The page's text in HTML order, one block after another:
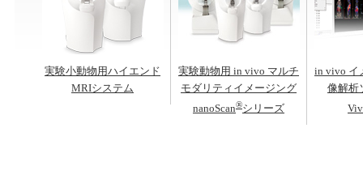
実験小動物用ハイエンド
MRIシステム
実験動物用 in vivo マルチ
モダリティイメージング
nanoScan®シリーズ
in vivo イ
像解析